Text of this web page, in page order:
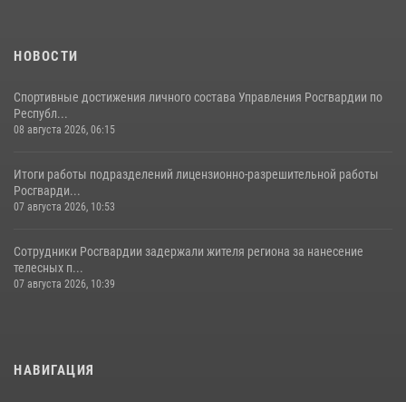
НОВОСТИ
Спортивные достижения личного состава Управления Росгвардии по
Республ...
08 августа 2026, 06:15
Итоги работы подразделений лицензионно-разрешительной работы
Росгварди...
07 августа 2026, 10:53
Сотрудники Росгвардии задержали жителя региона за нанесение
телесных п...
07 августа 2026, 10:39
НАВИГАЦИЯ